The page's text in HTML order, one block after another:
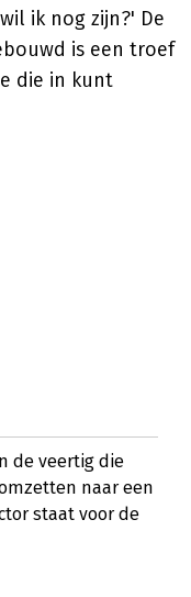
ik nog zijn?' De
is een troef
die in kunt
de veertig die
naar een
staat voor de